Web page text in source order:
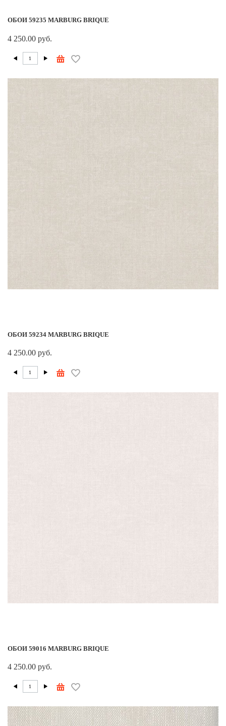
ОБОИ 59235 MARBURG BRIQUE
4 250.00 руб.
ОБОИ 59234 MARBURG BRIQUE
4 250.00 руб.
ОБОИ 59016 MARBURG BRIQUE
4 250.00 руб.